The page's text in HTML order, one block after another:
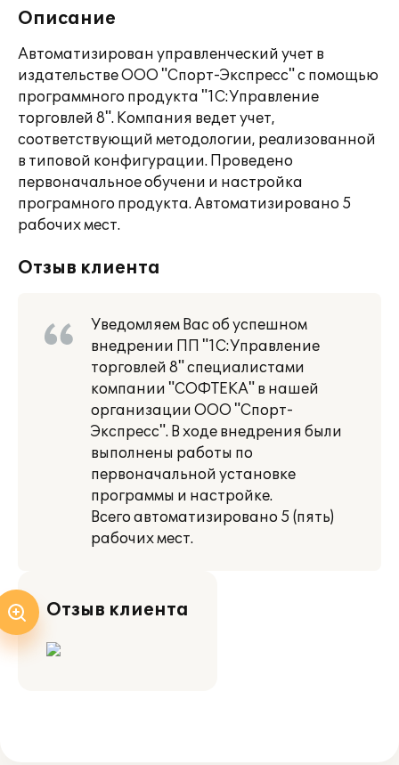
Описание
Автоматизирован управленческий учет в
издательстве ООО "Спорт-Экспресс" с помощью
программного продукта "1С:Управление
торговлей 8". Компания ведет учет,
соответствующий методологии, реализованной
в типовой конфигурации. Проведено
первоначальное обучени и настройка
програмного продукта. Автоматизировано 5
рабочих мест.
Отзыв клиента
Уведомляем Вас об успешном
внедрении ПП "1С:Управление
торговлей 8" специалистами
компании "СОФТЕКА" в нашей
организации ООО "Спорт-
Экспресс". В ходе внедрения были
выполнены работы по
первоначальной установке
программы и настройке.
Всего автоматизировано 5 (пять)
рабочих мест.
Отзыв клиента